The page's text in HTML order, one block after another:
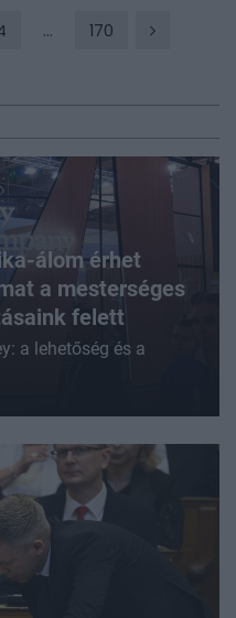
... 170
álom érhet
a mesterséges
felett
a lehetőség és a